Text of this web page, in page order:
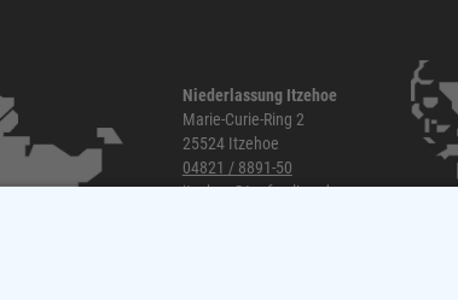
Niederlassung Itzehoe
Marie-Curie-Ring 2
25524 Itzehoe
04821 / 8891-50
itzehoe@topf-online.de